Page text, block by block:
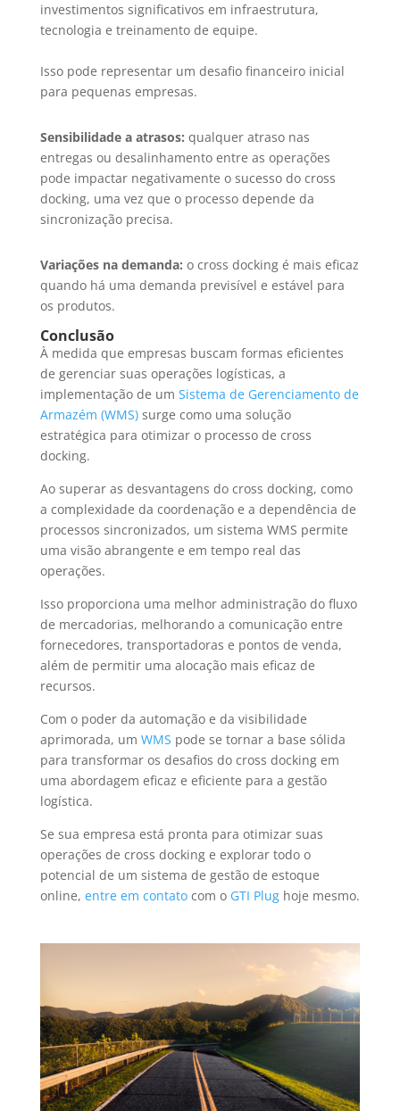
investimentos significativos em infraestrutura,
tecnologia e treinamento de equipe.
Isso pode representar um desafio financeiro inicial
para pequenas empresas.
Sensibilidade a atrasos: qualquer atraso nas
entregas ou desalinhamento entre as operações
pode impactar negativamente o sucesso do cross
docking, uma vez que o processo depende da
sincronização precisa.
Variações na demanda: o cross docking é mais eficaz
quando há uma demanda previsível e estável para
os produtos.
Conclusão
À medida que empresas buscam formas eficientes
de gerenciar suas operações logísticas, a
implementação de um Sistema de Gerenciamento de
Armazém (WMS)surge como uma solução
estratégica para otimizar o processo de cross
docking.
Ao superar as desvantagens do cross docking, como
a complexidade da coordenação e a dependência de
processos sincronizados, um sistema WMS permite
uma visão abrangente e em tempo real das
operações.
Isso proporciona uma melhor administração do fluxo
de mercadorias, melhorando a comunicação entre
fornecedores, transportadoras e pontos de venda,
além de permitir uma alocação mais eficaz de
recursos.
Com o poder da automação e da visibilidade
aprimorada, um WMS pode se tornar a base sólida
para transformar os desafios do cross docking em
uma abordagem eficaz e eficiente para a gestão
logística.
Se sua empresa está pronta para otimizar suas
operações de cross docking e explorar todo o
potencial de um sistema de gestão de estoque
online, entre em contatocom o GTI Plughoje mesmo.